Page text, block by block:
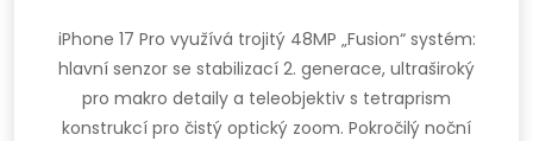
iPhone 17 Pro využívá trojitý 48MP „Fusion“ systém:
hlavní senzor se stabilizací 2. generace, ultraširoký
pro makro detaily a teleobjektiv s tetraprism
konstrukcí pro čistý optický zoom. Pokročilý noční